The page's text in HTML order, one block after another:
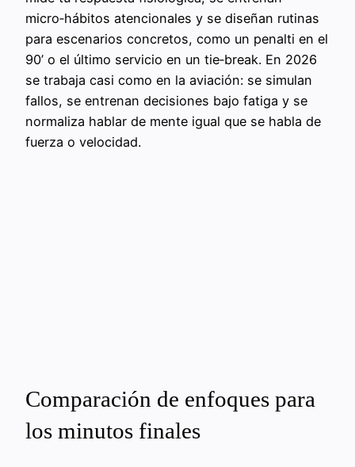
micro‑hábitos atencionales y se diseñan rutinas
para escenarios concretos, como un penalti en el
90’ o el último servicio en un tie‑break. En 2026
se trabaja casi como en la aviación: se simulan
fallos, se entrenan decisiones bajo fatiga y se
normaliza hablar de mente igual que se habla de
fuerza o velocidad.
Comparación de enfoques para
los minutos finales